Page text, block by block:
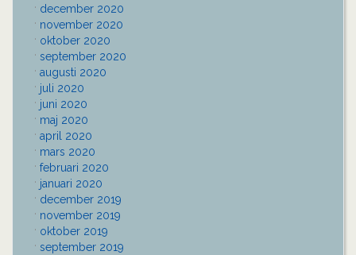
december 2020
november 2020
oktober 2020
september 2020
augusti 2020
juli 2020
juni 2020
maj 2020
april 2020
mars 2020
februari 2020
januari 2020
december 2019
november 2019
oktober 2019
september 2019